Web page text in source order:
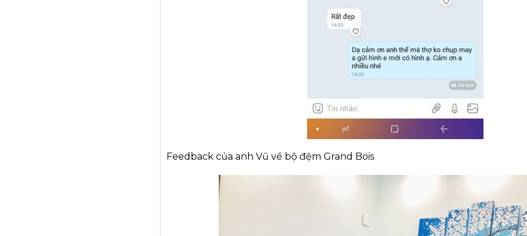
Feedback của anh Vũ về bộ đệm Grand Bois